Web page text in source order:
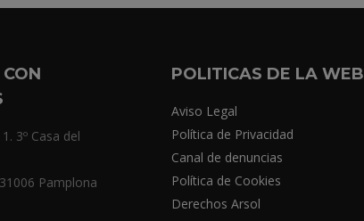
3º Casa del
Pamplona
POLITICAS DE LA WEB
Aviso Legal
Política de Privacidad
Canal de denuncias
Política de Cookies
Derechos Arsol